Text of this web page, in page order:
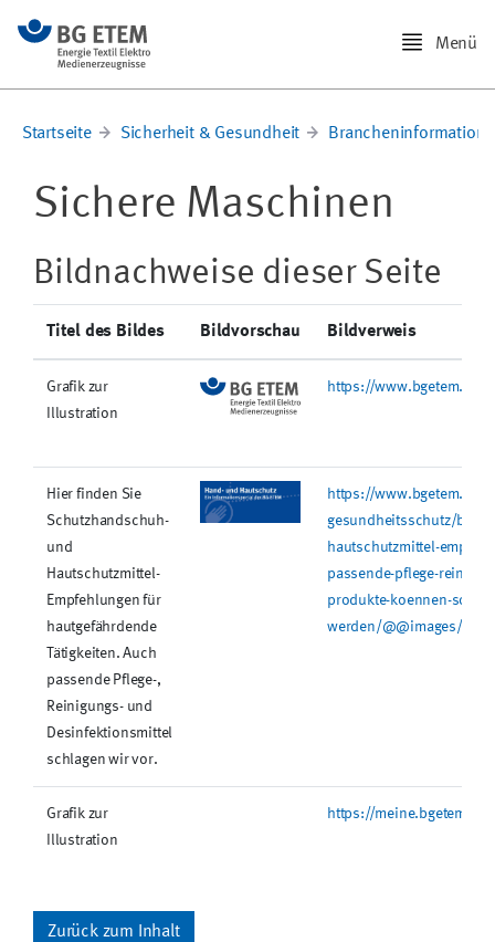
Menü
Startseite Sicherheit & Gesundheit
Sichere Maschinen
Bildnachweise dieser Seite
Titel des Bildes Bildvorschau Bildverweis
Grafik zur
Illustration
https://www.bgetem.de/
Hier finden Sie
Schutzhandschuh-
und
Hautschutzmittel-
Empfehlungen für
hautgefährdende
Tätigkeiten. Auch
passende Pflege-,
Reinigungs- und
Desinfektionsmittel
schlagen wir vor.
https://www.bgetem.de/
gesundheitsschutz/
hautschutzmittel-
passende-pflege-
produkte-koennen-
werden/@@images/
Grafik zur
Illustration
https://
Zurück zum Inhalt